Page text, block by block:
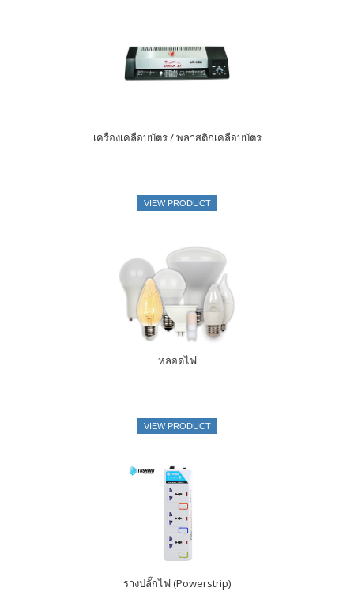
เครื่องเคลือบบัตร / พลาสติกเคลือบบัตร
VIEW PRODUCT
หลอดไฟ
VIEW PRODUCT
รางปลั๊กไฟ (Powerstrip)